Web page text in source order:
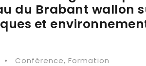
du Brabant wallon
et
• Conférence, Formation